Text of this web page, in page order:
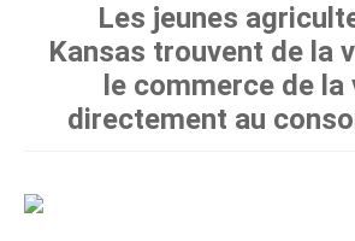
Les jeunes
Kansas trouvent de la
le commerce de la
directement au